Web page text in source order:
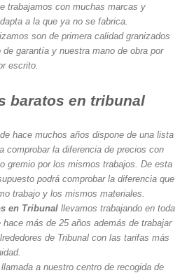
trabajamos con muchas marcas y
a la que ya no se fabrica.
son de primera calidad granizados
garantía y nuestra mano de obra por
escrito.
baratos en tribunal
hace muchos años dispone de una lista
comprobar la diferencia de precios con
gremio por los mismos trabajos. De esta
podrá comprobar la diferencia que
trabajo y los mismos materiales.
en Tribunal llevamos trabajando en toda
más de 25 años además de trabajar
de Tribunal con las tarifas más
a nuestro centro de recogida de